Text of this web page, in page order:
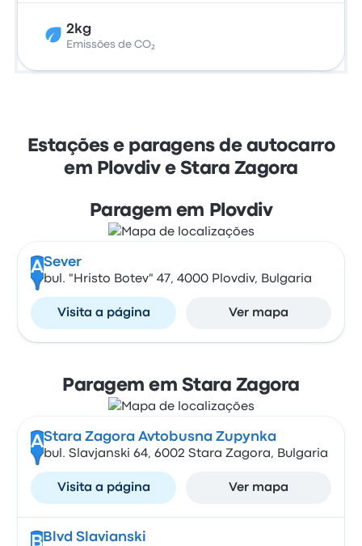
2kg
Emissões de CO₂
Estações e paragens de autocarro
em Plovdiv e Stara Zagora
Paragem em Plovdiv
ASever
bul. "Hristo Botev" 47, 4000 Plovdiv, Bulgaria
Visita a página Ver mapa
Paragem em Stara Zagora
AStara Zagora Avtobusna Zupynka
bul. Slavjanski 64, 6002 Stara Zagora, Bulgaria
Visita a página Ver mapa
B Blvd Slavianski